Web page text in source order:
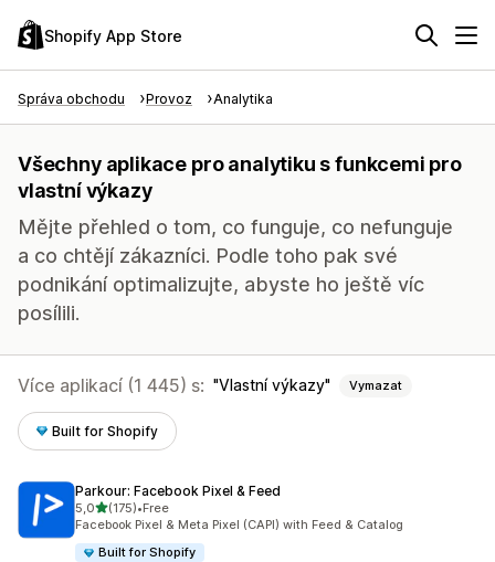
Shopify App Store
Správa obchodu Provoz Analytika
Všechny aplikace pro analytiku s funkcemi pro
vlastní výkazy
Mějte přehled o tom, co funguje, co nefunguje
a co chtějí zákazníci. Podle toho pak své
podnikání optimalizujte, abyste ho ještě víc
posílili.
Více aplikací (1 445) s: Vlastní výkazy Vymazat
Built for Shopify
Parkour: Facebook Pixel & Feed
5,0z 5 hvězd
(175)
Celkový počet recenzí: 175
•Free
Facebook Pixel & Meta Pixel (CAPI) with Feed & Catalog
Built for Shopify